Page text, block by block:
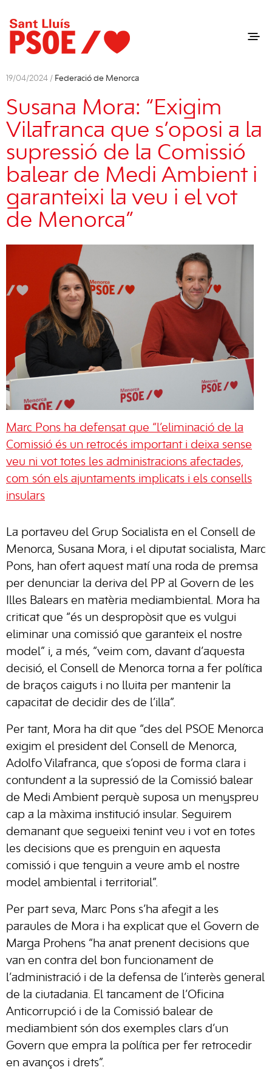
19/04/2024 / Federació de Menorca
Susana Mora: “Exigim
Vilafranca que s’oposi a la
supressió de la Comissió
balear de Medi Ambient i
garanteixi la veu i el vot
de Menorca”
Marc Pons ha defensat que “l’eliminació de la
Comissió és un retrocés important i deixa sense
veu ni vot totes les administracions afectades,
com són els ajuntaments implicats i els consells
insulars
La portaveu del Grup Socialista en el Consell de
Menorca, Susana Mora, i el diputat socialista, Marc
Pons, han ofert aquest matí una roda de premsa
per denunciar la deriva del PP al Govern de les
Illes Balears en matèria mediambiental. Mora ha
criticat que “és un despropòsit que es vulgui
eliminar una comissió que garanteix el nostre
model” i, a més, “veim com, davant d’aquesta
decisió, el Consell de Menorca torna a fer política
de braços caiguts i no lluita per mantenir la
capacitat de decidir des de l’illa”.
Per tant, Mora ha dit que “des del PSOE Menorca
exigim el president del Consell de Menorca,
Adolfo Vilafranca, que s’oposi de forma clara i
contundent a la supressió de la Comissió balear
de Medi Ambient perquè suposa un menyspreu
cap a la màxima institució insular. Seguirem
demanant que segueixi tenint veu i vot en totes
les decisions que es prenguin en aquesta
comissió i que tenguin a veure amb el nostre
model ambiental i territorial”.
Per part seva, Marc Pons s’ha afegit a les
paraules de Mora i ha explicat que el Govern de
Marga Prohens “ha anat prenent decisions que
van en contra del bon funcionament de
l’administració i de la defensa de l’interès general
de la ciutadania. El tancament de l’Oficina
Anticorrupció i de la Comissió balear de
mediambient són dos exemples clars d’un
Govern que empra la política per fer retrocedir
en avanços i drets”.